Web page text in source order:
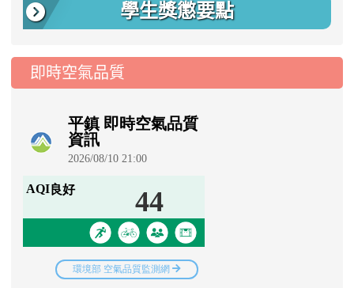
學生獎懲要點
即時空氣品質